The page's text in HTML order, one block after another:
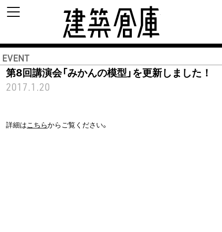
EVENT
第8回講演会「みかんの模型」を更新しました！
2017.1.20
詳細はこちらからご覧ください。